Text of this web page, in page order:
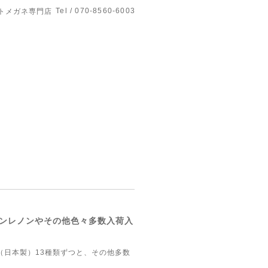
メガネ専門店 Tel / 070-8560-6003
レノンやその他色々多数入荷入
本製）13種類ずつと、その他多数